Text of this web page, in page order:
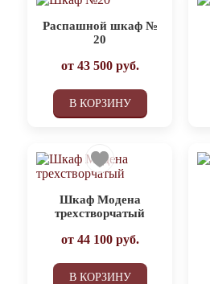
Распашной шкаф №
20
от 43 500руб.
В КОРЗИНУ
Шкаф Модена
трехстворчатый
от 44 100руб.
В КОРЗИНУ